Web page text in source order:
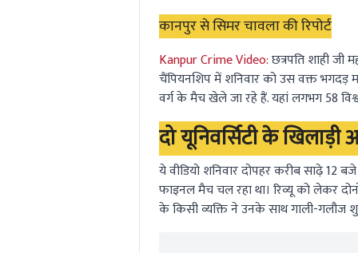
कानपुर से सिमर चावला की रिपोर्ट
Kanpur Crime Video:छत्रपति शाही जी
चैंपियनशिप में शनिवार को उस वक्त भगदड़
वर्ग के मैच खेले जा रहे हैं. यहां लगभग 58
दो यूनिवर्सिटी के
ये वीडियो शनिवार दोपहर करीब साढ़े 12
फाइनल मैच चल रहा था। रिव्यू को लेकर
के किसी व्यक्ति ने उनके साथ गाली-गलौज